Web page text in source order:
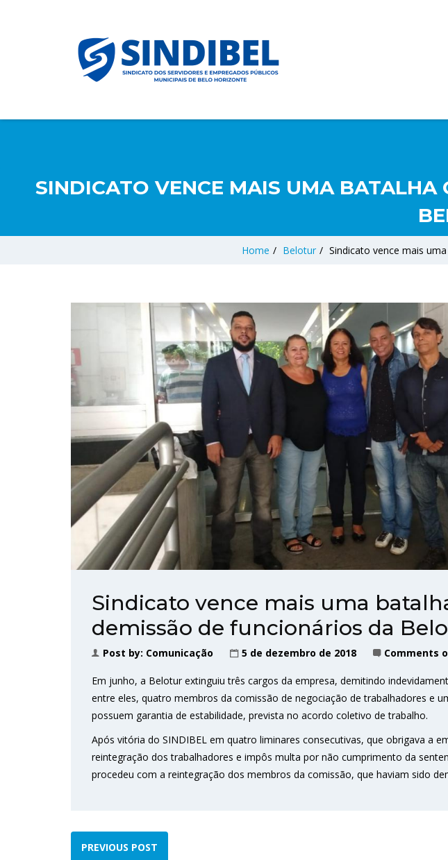
SINDICATO VENCE MAIS UMA
Home / Belotur / Sindicato vence mais
Sindicato vence mais uma
demissão de funcionários da
Post by: Comunicação 5 de dezembro de 2018 Comments
Em junho, a Belotur extinguiu três cargos da empresa, demitindo
entre eles, quatro membros da comissão de negociação de trabalhadores e
possuem garantia de estabilidade, prevista no acordo coletivo de trabalho.
Após vitória do SINDIBEL em quatro liminares consecutivas, que obrigava a
reintegração dos trabalhadores e impôs multa por não cumprimento da
procedeu com a reintegração dos membros da comissão, que haviam sido
PREVIOUS POST